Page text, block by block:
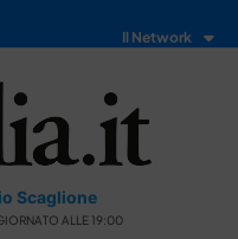
Il Network
Scaglione
ALLE 19:00